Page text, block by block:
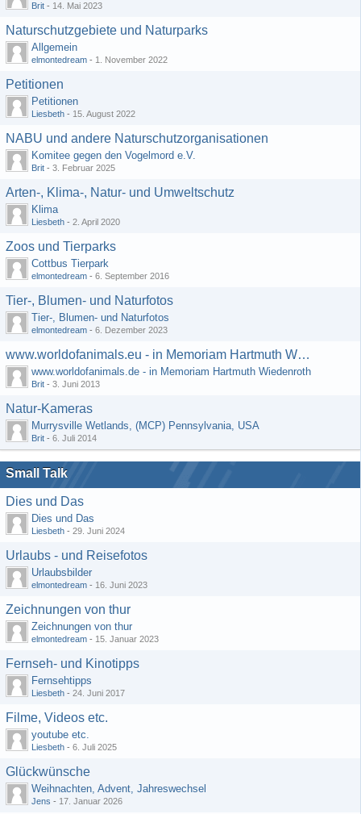
Brit - 14. Mai 2023
Naturschutzgebiete und Naturparks
Allgemein
elmontedream - 1. November 2022
Petitionen
Petitionen
Liesbeth - 15. August 2022
NABU und andere Naturschutzorganisationen
Komitee gegen den Vogelmord e.V.
Brit - 3. Februar 2025
Arten-, Klima-, Natur- und Umweltschutz
Klima
Liesbeth - 2. April 2020
Zoos und Tierparks
Cottbus Tierpark
elmontedream - 6. September 2016
Tier-, Blumen- und Naturfotos
Tier-, Blumen- und Naturfotos
elmontedream - 6. Dezember 2023
www.worldofanimals.eu - in Memoriam Hartmuth Wiedenroth
www.worldofanimals.de - in Memoriam Hartmuth Wiedenroth
Brit - 3. Juni 2013
Natur-Kameras
Murrysville Wetlands, (MCP) Pennsylvania, USA
Brit - 6. Juli 2014
Small Talk
Dies und Das
Dies und Das
Liesbeth - 29. Juni 2024
Urlaubs - und Reisefotos
Urlaubsbilder
elmontedream - 16. Juni 2023
Zeichnungen von thur
Zeichnungen von thur
elmontedream - 15. Januar 2023
Fernseh- und Kinotipps
Fernsehtipps
Liesbeth - 24. Juni 2017
Filme, Videos etc.
youtube etc.
Liesbeth - 6. Juli 2025
Glückwünsche
Weihnachten, Advent, Jahreswechsel
Jens - 17. Januar 2026